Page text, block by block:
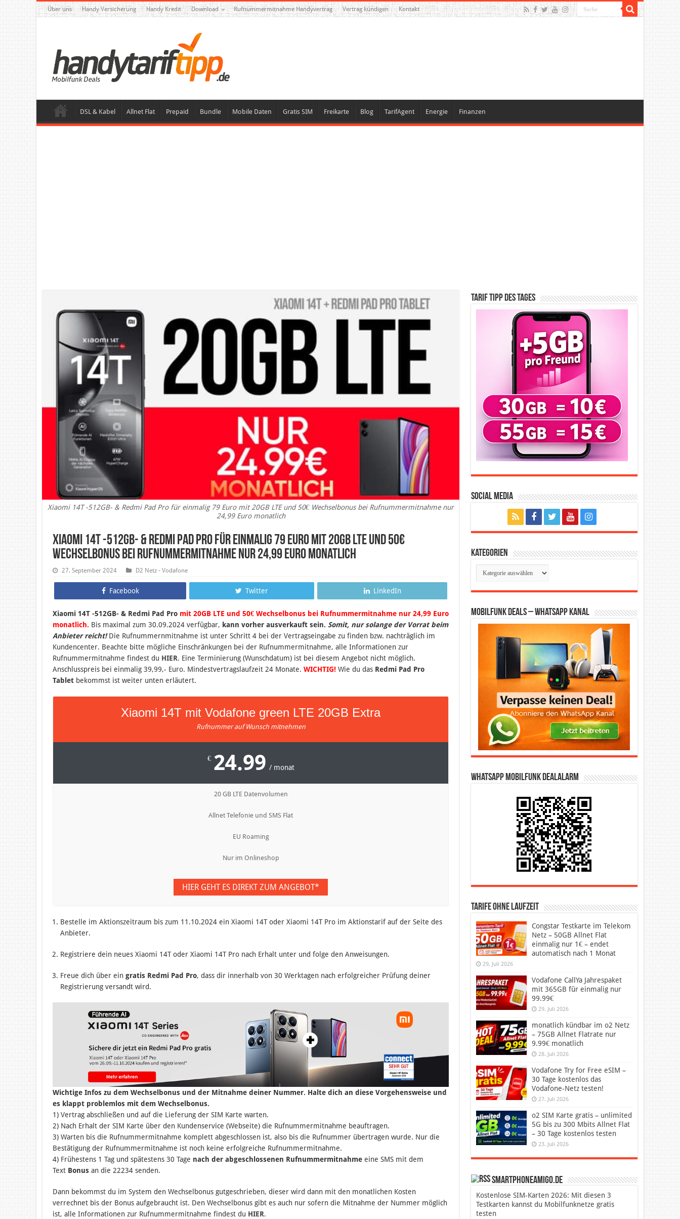
Über uns Handy Versicherung Handy Kredit Download Rufnummermitnahme Handyvertrag Vertrag kündigen Kontakt
DSL & Kabel Allnet Flat Prepaid Bundle Mobile Daten Gratis SIM Freikarte Blog TarifAgent Energie Finanzen
Xiaomi 14T -512GB- & Redmi Pad Pro für einmalig 79 Euro mit 20GB LTE und 50€ Wechselbonus bei Rufnummermitnahme nur
24,99 Euro monatlich
Xiaomi 14T -512GB- & Redmi Pad Pro für einmalig 79 Euro mit 20GB LTE und 50€
Wechselbonus bei Rufnummermitnahme nur 24,99 Euro monatlich
27. September 2024 D2 Netz - Vodafone
Facebook Twitter LinkedIn
Xiaomi 14T -512GB- & Redmi Pad Pro mit 20GB LTE und 50€ Wechselbonus bei Rufnummermitnahme nur 24,99 Euro
monatlich. Bis maximal zum 30.09.2024 verfügbar, kann vorher ausverkauft sein. Somit, nur solange der Vorrat beim
Anbieter reicht!Die Rufnummernmitnahme ist unter Schritt 4 bei der Vertragseingabe zu finden bzw. nachträglich im
Kundencenter. Beachte bitte mögliche Einschränkungen bei der Rufnummermitnahme, alle Informationen zur
Rufnummermitnahme findest du HIER. Eine Terminierung (Wunschdatum) ist bei diesem Angebot nicht möglich.
Anschlusspreis bei einmalig 39,99,- Euro. Mindestvertragslaufzeit 24 Monate. WICHTIG! Wie du das Redmi Pad Pro
Tablet bekommst ist weiter unten erläutert.
Xiaomi 14T mit Vodafone green LTE 20GB Extra
Rufnummer auf Wunsch mitnehmen
€ 24.99 / monat
20 GB LTE Datenvolumen
Allnet Telefonie und SMS Flat
EU Roaming
Nur im Onlineshop
HIER GEHT ES DIREKT ZUM ANGEBOT*
Bestelle im Aktionszeitraum bis zum 11.10.2024 ein Xiaomi 14T oder Xiaomi 14T Pro im Aktionstarif auf der Seite des
Anbieter.
Registriere dein neues Xiaomi 14T oder Xiaomi 14T Pro nach Erhalt unter und folge den Anweisungen.
Freue dich über ein gratis Redmi Pad Pro, dass dir innerhalb von 30 Werktagen nach erfolgreicher Prüfung deiner
Registrierung versandt wird.
Wichtige Infos zu dem Wechselbonus und der Mitnahme deiner Nummer. Halte dich an diese Vorgehensweise und
es klappt problemlos mit dem Wechselbonus.
1) Vertrag abschließen und auf die Lieferung der SIM Karte warten.
2) Nach Erhalt der SIM Karte über den Kundenservice (Webseite) die Rufnummermitnahme beauftragen.
3) Warten bis die Rufnummermitnahme komplett abgeschlossen ist, also bis die Rufnummer übertragen wurde. Nur die
Bestätigung der Rufnummermitnahme ist noch keine erfolgreiche Rufnummermitnahme.
4) Frühestens 1 Tag und spätestens 30 Tage nach der abgeschlossenen Rufnummermitnahme eine SMS mit dem
Text Bonus an die 22234 senden.
Dann bekommst du im System den Wechselbonus gutgeschrieben, dieser wird dann mit den monatlichen Kosten
verrechnet bis der Bonus aufgebraucht ist. Den Wechselbonus gibt es auch nur sofern die Mitnahme der Nummer möglich
ist, alle Informationen zur Rufnummermitnahme findest du HIER.
Tarif Tipp des Tages
Social Media
Kategorien
Kategorien
Mobilfunk Deals – WhatsApp Kanal
WhatsApp Mobilfunk DealAlarm
Tarife ohne Laufzeit
Congstar Testkarte im Telekom
Netz – 50GB Allnet Flat
einmalig nur 1€ – endet
automatisch nach 1 Monat
29. Juli 2026
Vodafone CallYa Jahrespaket
mit 365GB für einmalig nur
99.99€
29. Juli 2026
monatlich kündbar im o2 Netz
– 75GB Allnet Flatrate nur
9.99€ monatlich
28. Juli 2026
Vodafone Try for Free eSIM –
30 Tage kostenlos das
Vodafone-Netz testen!
27. Juli 2026
o2 SIM Karte gratis – unlimited
5G bis zu 300 Mbits Allnet Flat
– 30 Tage kostenlos testen
23. Juli 2026
SmartphoneAmigo.de
Kostenlose SIM-Karten 2026: Mit diesen 3
Testkarten kannst du Mobilfunknetze gratis
testen